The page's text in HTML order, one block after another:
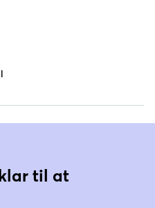
til at